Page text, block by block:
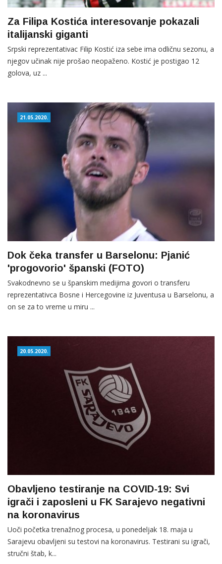
Za Filipa Kostića interesovanje pokazali
italijanski giganti
Srpski reprezentativac Filip Kostić iza sebe ima odličnu sezonu, a
njegov učinak nije prošao neopaženo. Kostić je postigao 12
golova, uz ...
21.05.2020.
Dok čeka transfer u Barselonu: Pjanić
'progovorio' španski (FOTO)
Svakodnevno se u španskim medijima govori o transferu
reprezentativca Bosne i Hercegovine iz Juventusa u Barselonu, a
on se za to vreme u miru ...
20.05.2020.
Obavljeno testiranje na COVID-19: Svi
igrači i zaposleni u FK Sarajevo negativni
na koronavirus
Uoči početka trenažnog procesa, u ponedeljak 18. maja u
Sarajevu obavljeni su testovi na koronavirus. Testirani su igrači,
stručni štab, k...